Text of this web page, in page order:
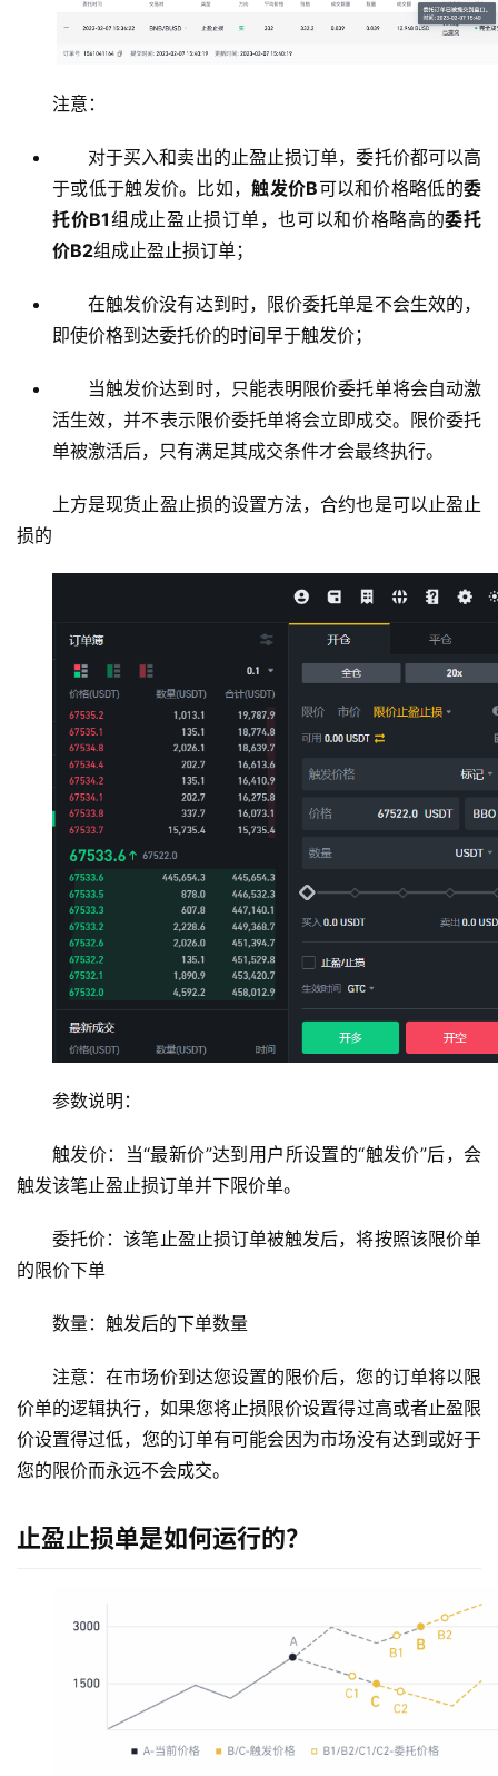
行
析
见
注意：
对于买入和卖出的止盈止损订单，委托价都可以高
于或低于触发价。比如，触发价B可以和价格略低的委
托价B1组成止盈止损订单，也可以和价格略高的委托
价B2组成止盈止损订单；
在触发价没有达到时，限价委托单是不会生效的，
即使价格到达委托价的时间早于触发价；
当触发价达到时，只能表明限价委托单将会自动激
活生效，并不表示限价委托单将会立即成交。限价委托
单被激活后，只有满足其成交条件才会最终执行。
上方是现货止盈止损的设置方法，合约也是可以止盈止
损的
参数说明：
触发价：当“最新价”达到用户所设置的“触发价”后，会
触发该笔止盈止损订单并下限价单。
委托价：该笔止盈止损订单被触发后，将按照该限价单
的限价下单
数量：触发后的下单数量
注意：在市场价到达您设置的限价后，您的订单将以限
价单的逻辑执行，如果您将止损限价设置得过高或者止盈限
价设置得过低，您的订单有可能会因为市场没有达到或好于
您的限价而永远不会成交。
止盈止损单是如何运行的？